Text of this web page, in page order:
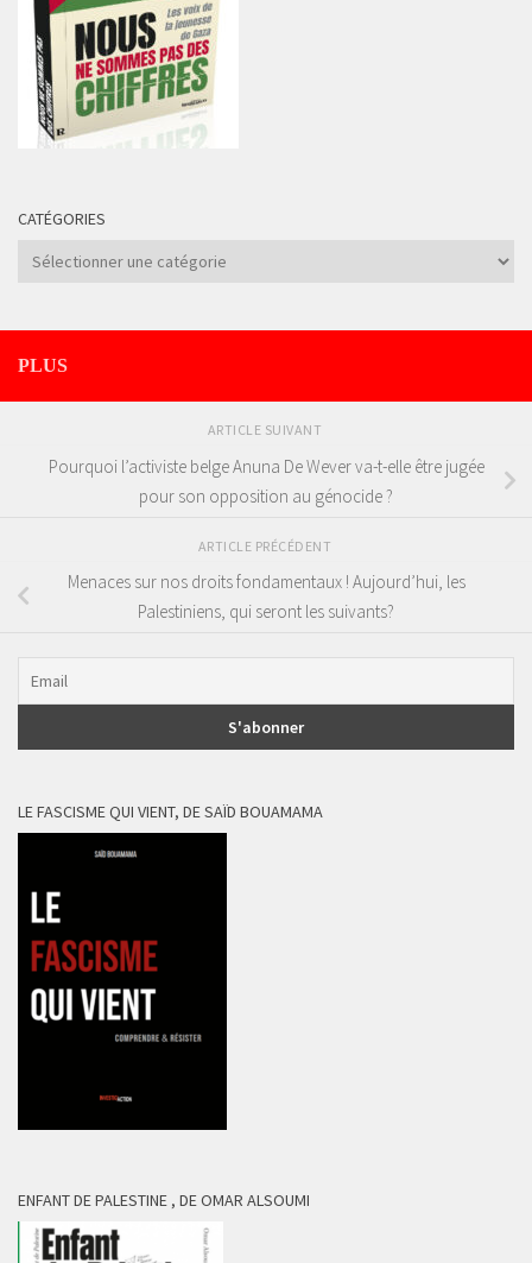
CATÉGORIES
Catégories
PLUS
ARTICLE SUIVANT
Pourquoi l’activiste belge Anuna De Wever va-t-elle être jugée
pour son opposition au génocide ?
ARTICLE PRÉCÉDENT
Menaces sur nos droits fondamentaux ! Aujourd’hui, les
Palestiniens, qui seront les suivants?
LE FASCISME QUI VIENT, DE SAÏD BOUAMAMA
ENFANT DE PALESTINE , DE OMAR ALSOUMI